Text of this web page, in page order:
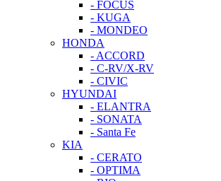
- FOCUS
- KUGA
- MONDEO
HONDA
- ACCORD
- C-RV/X-RV
- CIVIC
HYUNDAI
- ELANTRA
- SONATA
- Santa Fe
KIA
- CERATO
- OPTIMA